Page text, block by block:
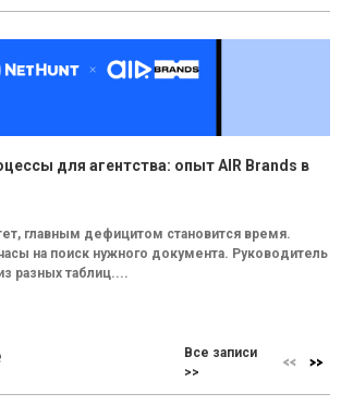
для агентства: опыт AIR Brands в
главным дефицитом становится время.
на поиск нужного документа. Руководитель
разных таблиц....
Все записи
>>